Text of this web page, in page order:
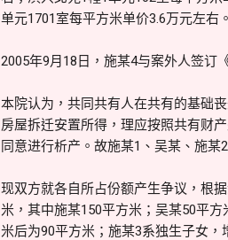
单元1701室每平方米单价3.6万元左右。
2005年9月18日，施某4与案外人签订
本院认为，共同共有人在共有的基础
房屋拆迁安置所得，理应按照共有财
同意进行析产。故施某1、吴某、施某
现双方就各自所占份额产生争议，根
米，其中施某150平方米；吴某50平
米后为90平方米；施某3系独生子女